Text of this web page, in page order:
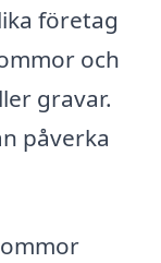
företag
och
gravar.
påverka